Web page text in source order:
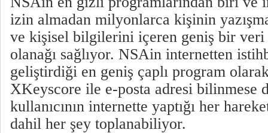
izin almadan milyonlarca kişinin
ve kişisel bilgilerini içeren geniş bir veri
olanağı sağlıyor. NSAin internetten
geliştirdiği en geniş çaplı program olarak
XKeyscore ile e-posta adresi bilinmese
kullanıcının internette yaptığı her
dahil her şey toplanabiliyor.